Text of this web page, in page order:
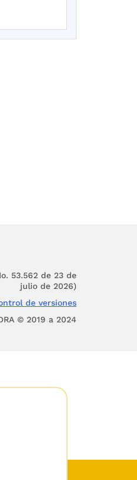
53.562 de 23 de
julio de 2026)
de versiones
© 2019 a 2024